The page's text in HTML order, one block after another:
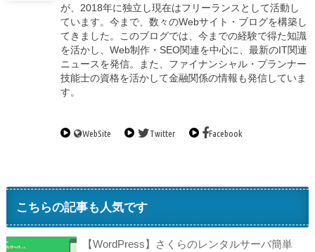
が、2018年に独立し現在はフリーランスとして活動し
ています。今まで、数々のWebサイト・ブログを構築し
てきました。このブログでは、今までの経験で得た知識
を活かし、Web制作・SEO関連を中心に、最新のIT関連
ニュースを発信。また、ファイナンシャル・プランナー
技能士の資格を活かして金融関係の情報も発信していま
す。
WebSite Twitter Facebook
こちらの記事も人気です
【WordPress】さくらのレンタルサーバ簡単